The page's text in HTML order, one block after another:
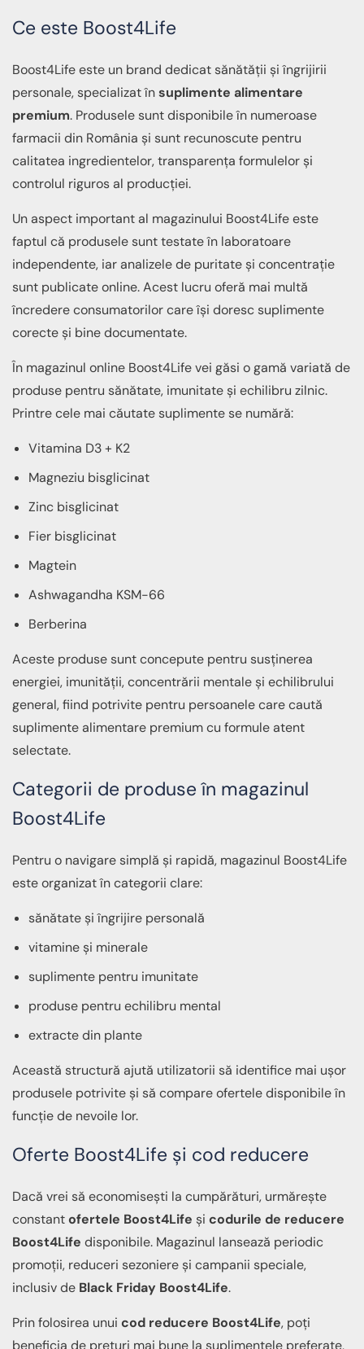
Ce este Boost4Life
Boost4Life este un brand dedicat sănătății și îngrijirii
personale, specializat însuplimente alimentare
premium. Produsele sunt disponibile în numeroase
farmacii din România și sunt recunoscute pentru
calitatea ingredientelor, transparența formulelor și
controlul riguros al producției.
Un aspect important al magazinului Boost4Life este
faptul că produsele sunt testate în laboratoare
independente, iar analizele de puritate și concentrație
sunt publicate online. Acest lucru oferă mai multă
încredere consumatorilor care își doresc suplimente
corecte și bine documentate.
În magazinul online Boost4Life vei găsi o gamă variată de
produse pentru sănătate, imunitate și echilibru zilnic.
Printre cele mai căutate suplimente se numără:
Vitamina D3 + K2
Magneziu bisglicinat
Zinc bisglicinat
Fier bisglicinat
Magtein
Ashwagandha KSM-66
Berberina
Aceste produse sunt concepute pentru susținerea
energiei, imunității, concentrării mentale și echilibrului
general, fiind potrivite pentru persoanele care caută
suplimente alimentare premium cu formule atent
selectate.
Categorii de produse în magazinul
Boost4Life
Pentru o navigare simplă și rapidă, magazinul Boost4Life
este organizat în categorii clare:
sănătate și îngrijire personală
vitamine și minerale
suplimente pentru imunitate
produse pentru echilibru mental
extracte din plante
Această structură ajută utilizatorii să identifice mai ușor
produsele potrivite și să compare ofertele disponibile în
funcție de nevoile lor.
Oferte Boost4Life și cod reducere
Dacă vrei să economisești la cumpărături, urmărește
constantofertele Boost4Life și codurile de reducere
Boost4Life disponibile. Magazinul lansează periodic
promoții, reduceri sezoniere și campanii speciale,
inclusiv de Black Friday Boost4Life.
Prin folosirea unui cod reducere Boost4Life, poți
beneficia de prețuri mai bune la suplimentele preferate,